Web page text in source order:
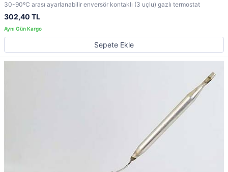
30-90ºC arası ayarlanabilir enversör kontaklı (3 uçlu) gazlı termostat
302,40 TL
Sepete Ekle